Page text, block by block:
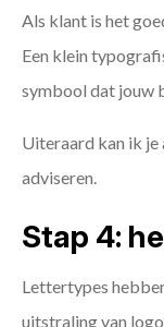
Als klant is het
Een klein
symbool dat jouw
Uiteraard kan ik je
adviseren.
Stap 4:
Lettertypes
uitstraling van